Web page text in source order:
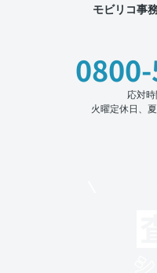
モビリコ事
応対
火曜定休日、